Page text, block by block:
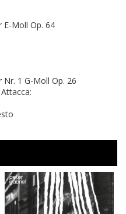
E-Moll Op. 64
Nr. 1 G-Moll Op. 26
Attacca: